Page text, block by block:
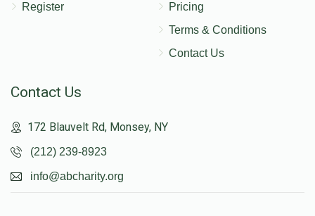
Register
Pricing
Terms & Conditions
Contact Us
Contact Us
172 Blauvelt Rd, Monsey, NY
(212) 239-8923
info@abcharity.org